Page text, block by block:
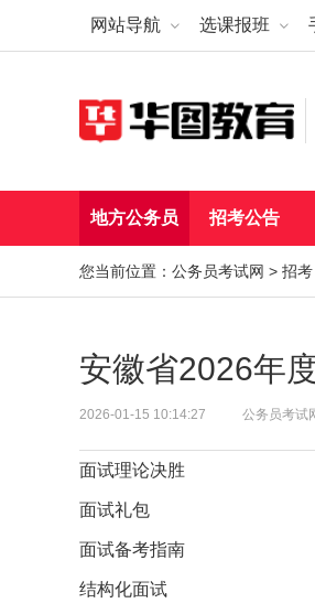
网站导航 选课报班
地方公务员 招考公告
您当前位置： 公务员考试网 > 招考
安徽省2026年
2026-01-15 10:14:27 公务员考试
面试理论决胜
面试礼包
面试备考指南
结构化面试